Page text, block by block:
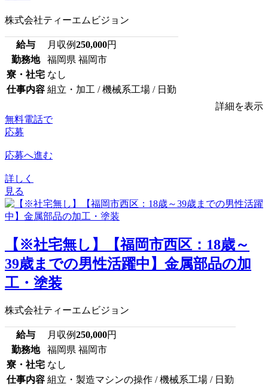
株式会社ティーエムビジョン
給与 月収例250,000円
勤務地
福岡県 福岡市
寮・社宅 なし
仕事内容 組立・加工 / 機械系工場 / 日勤
詳細を表示
無料電話で
応募
応募へ進む
詳しく
見る
【※社宅無し】【福岡市西区：18歳～
39歳までの男性活躍中】金属部品の加
工・塗装
株式会社ティーエムビジョン
給与 月収例250,000円
勤務地
福岡県 福岡市
寮・社宅 なし
仕事内容 組立・製造マシンの操作 / 機械系工場 / 日勤